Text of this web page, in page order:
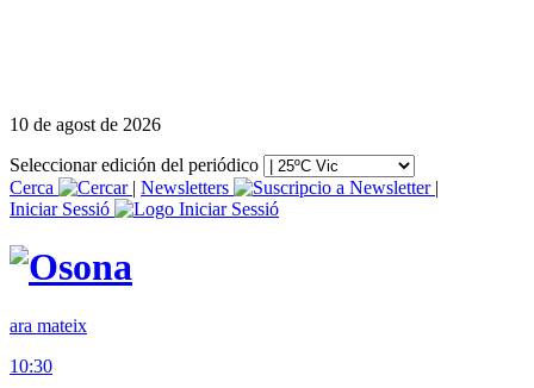
10 de agost de 2026
Seleccionar edición del periódico
Cerca
| Newsletters
|
Iniciar Sessió
ara mateix
10:30